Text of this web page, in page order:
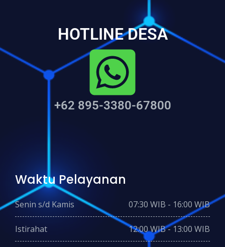
HOTLINE DESA
+62 895-3380-67800
Waktu Pelayanan
Senin s/d Kamis 07:30 WIB - 16:00 WIB
Istirahat 12:00 WIB - 13:00 WIB